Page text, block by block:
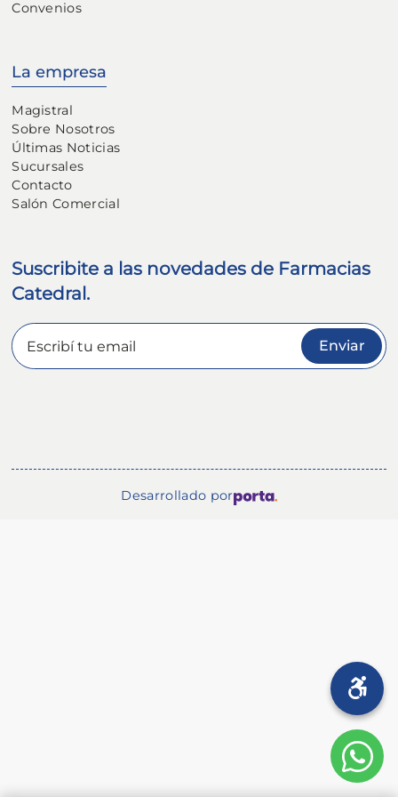
Convenios
La empresa
Magistral
Sobre Nosotros
Últimas Noticias
Sucursales
Contacto
Salón Comercial
Suscribite a las novedades de Farmacias
Catedral.
Enviar
Desarrollado por